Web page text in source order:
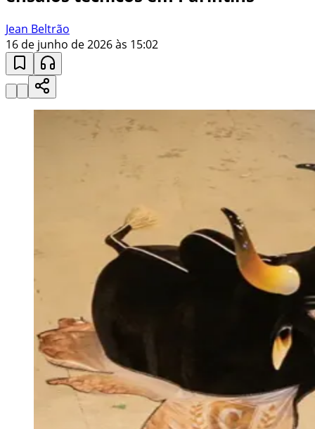
Jean Beltrão
16 de junho de 2026 às 15:02